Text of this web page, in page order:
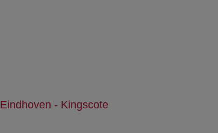
Eindhoven - Kingscote